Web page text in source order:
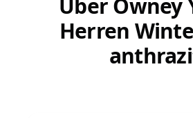
Über Owney
Herren